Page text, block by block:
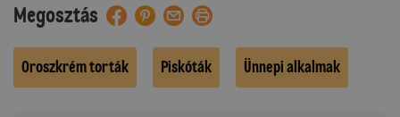
Megosztás
Oroszkrém torták Piskóták Ünnepi alkalmak